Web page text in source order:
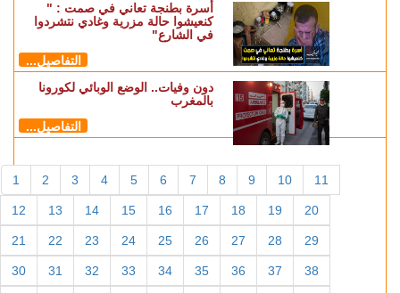
أسرة بطنجة تعاني في صمت : "
كنعيشوا حالة مزرية وغادي نتشردوا
في الشارع"
التفاصيل...
دون وفيات.. الوضع الوبائي لكورونا
بالمغرب
التفاصيل...
1 2 3 4 5 6 7 8 9 10 11
12 13 14 15 16 17 18 19 20
21 22 23 24 25 26 27 28 29
30 31 32 33 34 35 36 37 38